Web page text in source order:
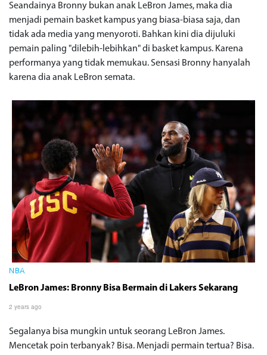
Seandainya Bronny bukan anak LeBron James, maka dia
menjadi pemain basket kampus yang biasa-biasa saja, dan
tidak ada media yang menyoroti. Bahkan kini dia dijuluki
pemain paling "dilebih-lebihkan" di basket kampus. Karena
performanya yang tidak memukau. Sensasi Bronny hanyalah
karena dia anak LeBron semata.
NBA
LeBron James: Bronny Bisa Bermain di Lakers Sekarang
2 years ago
Segalanya bisa mungkin untuk seorang LeBron James.
Mencetak poin terbanyak? Bisa. Menjadi permain tertua? Bisa.